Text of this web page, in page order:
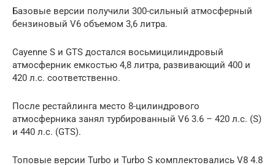
Базовые версии получили 300-сильный атмосферный
бензиновый V6 объемом 3,6 литра.
Cayenne S и GTS достался восьмицилиндровый
атмосферник емкостью 4,8 литра, развивающий 400 и
420 л.с. соответственно.
После рестайлинга место 8-цилиндрового
атмосферника занял турбированный V6 3.6 – 420 л.с. (S)
и 440 л.с. (GTS).
Топовые версии Turbo и Turbo S комплектовались V8 4.8